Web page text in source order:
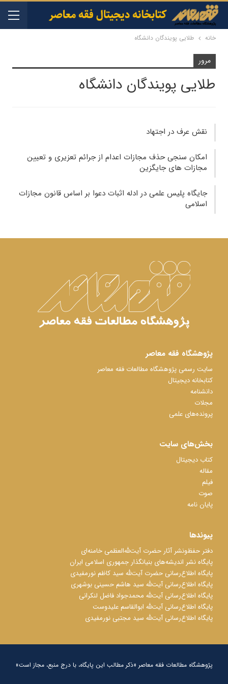
خانه طلایی پویندگان دانشگاه
مرور
طلایی پویندگان دانشگاه
نقش عرف در اجتهاد
امکان سنجی حذف مجازات اعدام از جرائم تعزیری و تعیین
مجازات های جایگزین
جایگاه پلیس علمی در ادله اثبات دعوا بر اساس قانون مجازات
اسلامی
پژوهشگاه فقه معاصر
سایت رسمی پژوهشگاه مطالعات فقه معاصر
کتابخانه دیجیتال
دانشنامه
مجلات
پرونده‌های علمی
بخش‌های سایت
کتاب دیجیتال
مقاله
فیلم
صوت
پایان نامه
پیوندها
دفتر حفظ‌‌‌ونشر آثار حضرت آیت‌ﷲ‌العظمی خامنه‌ای
پایگاه نشر اندیشه‌های بنیانگذار جمهوری اسلامی ایران
پایگاه اطلاع‌رسانی حضرت آیت‌ﷲ سید کاظم نورمفیدی
پایگاه اطلاع‌رسانی آیت‌ﷲ سید هاشم حسینی بوشهری
پایگاه اطلاع‌رسانی آیت‌ﷲ محمدجواد فاضل لنکرانی
پایگاه اطلاع‌رسانی آیت‌ﷲ ابوالقاسم علیدوست
پایگاه اطلاع‌رسانی آیت‌ﷲ سید مجتبی نورمفیدی
پژوهشگاه مطالعات فقه معاصر «ذکر مطالب این پایگاه، با درج منبع، مجاز است»